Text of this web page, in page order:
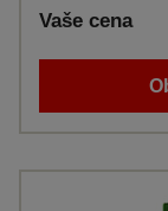
Vaše cena